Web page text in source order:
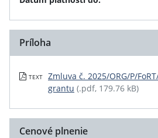
Príloha
TEXT
Zmluva č. 2025/ORG/P/
grantu (.pdf, 179.76 kB)
Cenové plnenie